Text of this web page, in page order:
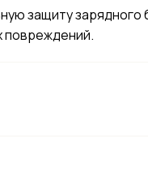
защиту зарядного
повреждений.